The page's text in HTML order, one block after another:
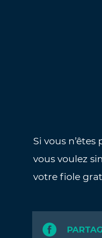
Si vous
vous voulez
votre fiole